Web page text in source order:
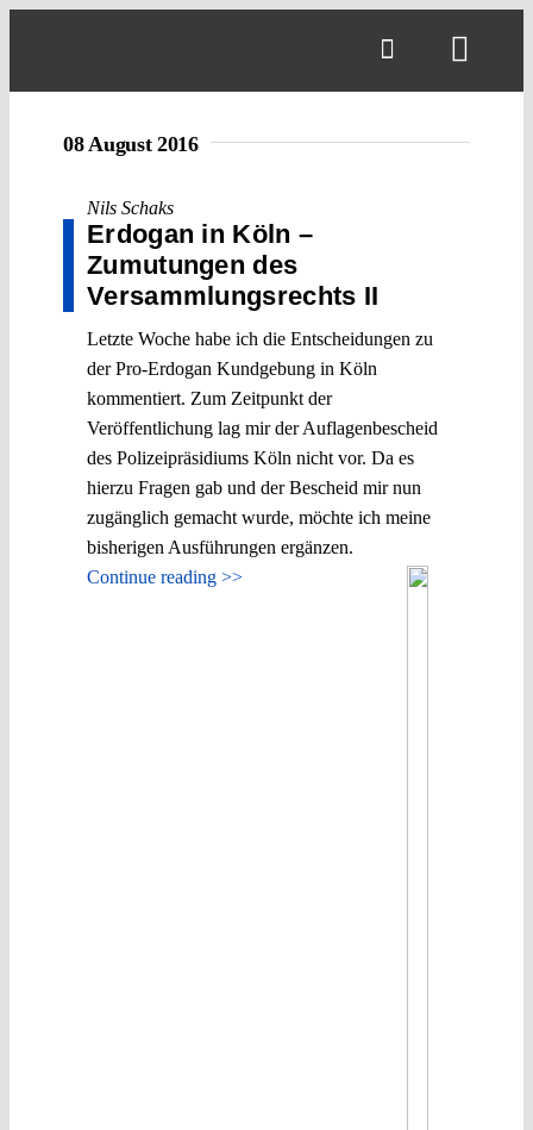
08 August 2016
Nils Schaks
Erdogan in Köln –
Zumutungen des
Versammlungsrechts II
Letzte Woche habe ich die Entscheidungen zu
der Pro-Erdogan Kundgebung in Köln
kommentiert. Zum Zeitpunkt der
Veröffentlichung lag mir der Auflagenbescheid
des Polizeipräsidiums Köln nicht vor. Da es
hierzu Fragen gab und der Bescheid mir nun
zugänglich gemacht wurde, möchte ich meine
bisherigen Ausführungen ergänzen.
Continue reading >>